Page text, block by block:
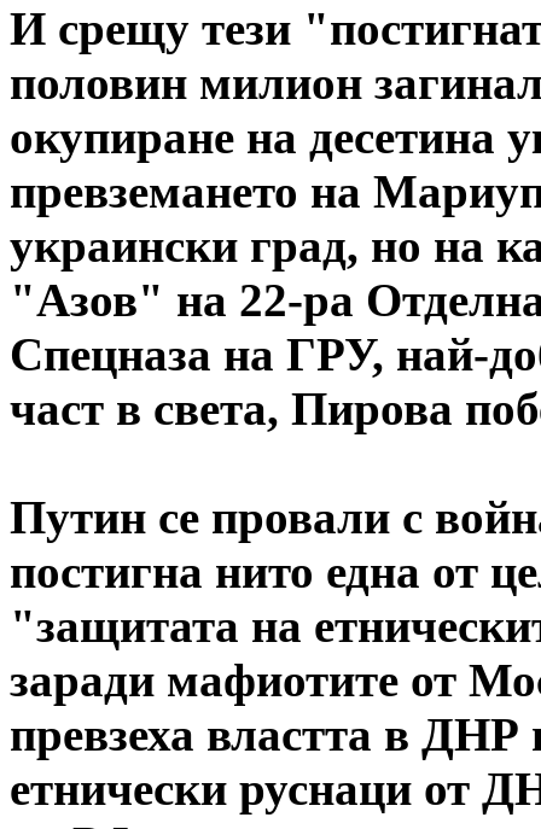
И срещу тези
половин милион
окупиране на десетина
превземането на
украински град, но на
"Азов" на 22-ра
Спецназа на ГРУ, най-
част в света, Пирова
Путин се провали с
постигна нито една от
"защитата на
заради мафиотите от
превзеха властта в
етнически руснаци от